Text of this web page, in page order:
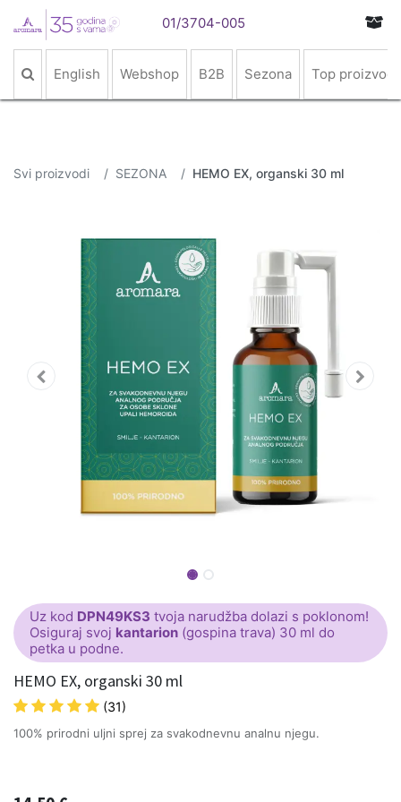
01/3704-005
English Webshop B2B Sezona Top proizvodi
Svi proizvodi SEZONA HEMO EX, organski 30 ml
Uz kod DPN49KS3 tvoja narudžba dolazi s poklonom!
Osiguraj svoj kantarion (gospina trava) 30 ml do
petka u podne.
HEMO EX, organski 30 ml
(31)
100% prirodni uljni sprej za svakodnevnu analnu njegu.​